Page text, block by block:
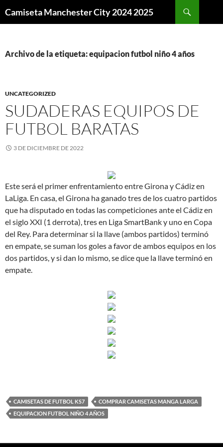
Camiseta Manchester City 2024 2025
Archivo de la etiqueta: equipacion futbol niño 4 años
UNCATEGORIZED
SUDADERAS EQUIPOS DE
FUTBOL BARATAS
3 DE DICIEMBRE DE 2022
Este será el primer enfrentamiento entre Girona y Cádiz en
LaLiga. En casa, el Girona ha ganado tres de los cuatro partidos
que ha disputado en todas las competiciones ante el Cádiz en
el siglo XXI (1 derrota), tres en Liga SmartBank y uno en Copa
del Rey. Para determinar si la llave (ambos partidos) terminó
en empate, se suman los goles a favor de ambos equipos en los
dos partidos, y si dan lo mismo, se dice que la llave terminó en
empate.
CAMISETAS DE FUTBOL KS7
COMPRAR CAMISETAS MANGA LARGA
EQUIPACION FUTBOL NIÑO 4 AÑOS